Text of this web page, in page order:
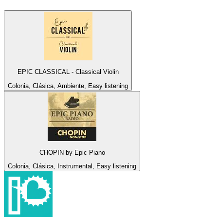
EPIC CLASSICAL - Classical Violin
Colonia, Clásica, Ambiente, Easy listening
CHOPIN by Epic Piano
Colonia, Clásica, Instrumental, Easy listening